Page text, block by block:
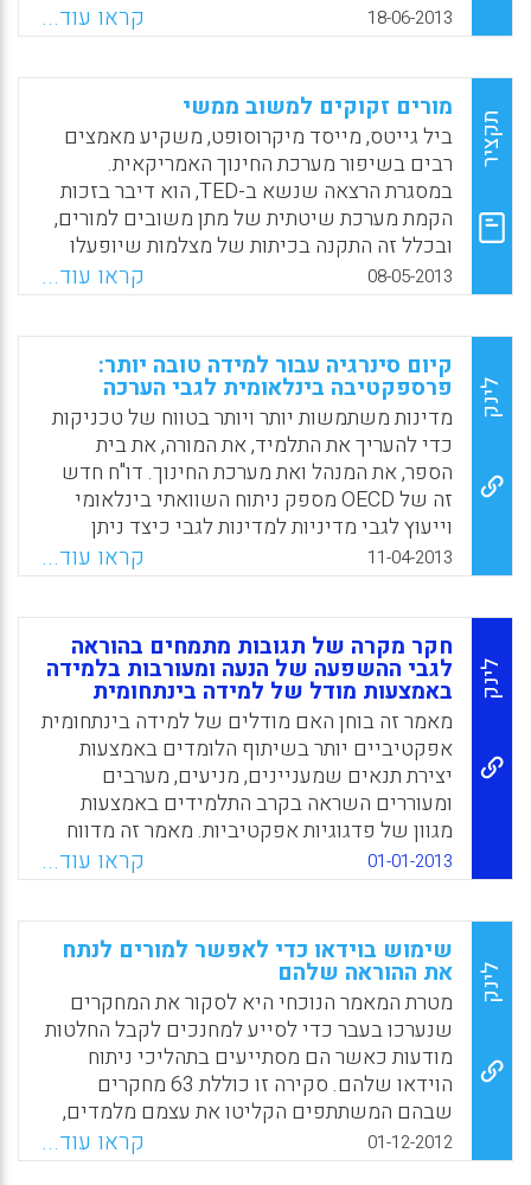
בקנדה. מובאים שאלוני שביעות רצון המכסים
את התחום הפדגוגי והמדעי ( Cherry, Joan M ,
WhatsApp
Facebook
Email
X
מעמיתיהם שקיבלו את הציונים הגבוהים ביותר.
(Julia Lawrence, 2013).
WhatsApp
Facebook
Email
X
18-06-2013 קראו עוד...
תקציר
מורים זקוקים למשוב ממשי
ביל גייטס, מייסד מיקרוסופט, משקיע מאמצים
רבים בשיפור מערכת החינוך האמריקאית.
במסגרת הרצאה שנשא ב-TED, הוא דיבר בזכות
הקמת מערכת שיטתית של מתן משובים למורים,
ובכלל זה התקנה בכיתות של מצלמות שיופעלו
וינוהלו על-ידי המורים עצמם. אלה עיקרי דבריו:
WhatsApp
Facebook
Email
X
08-05-2013 קראו עוד...
לינק
קיום סינרגיה עבור למידה טובה יותר:
פרספקטיבה בינלאומית לגבי הערכה
מדינות משתמשות יותר ויותר בטווח של טכניקות
כדי להעריך את התלמיד, את המורה, את בית
הספר, את המנהל ואת מערכת החינוך. דו"ח חדש
זה של OECD מספק ניתוח השוואתי בינלאומי
וייעוץ לגבי מדיניות למדינות לגבי כיצד ניתן
לשבץ את הסדרי ההערכה במסגרת עבודה עקבית
כדי לשפר את האיכות, את ההגינות ואת היעילות
של בית הספר.
WhatsApp
Facebook
Email
X
11-04-2013 קראו עוד...
לינק
חקר מקרה של תגובות מתמחים בהוראה
לגבי ההשפעה של הנעה ומעורבות בלמידה
באמצעות מודל של למידה בינתחומית
מאמר זה בוחן האם מודלים של למידה בינתחומית
אפקטיביים יותר בשיתוף הלומדים באמצעות
יצירת תנאים שמעניינים, מניעים, מערבים
ומעוררים השראה בקרב התלמידים באמצעות
מגוון של פדגוגיות אפקטיביות. מאמר זה מדווח
על חקר מקרה של שתי קבוצות הכוללות 292
מתמחים בהוראה לבית הספר היסודי במהלך
שנתיים שהשתתפו במודל של למידה בינתחומית
(Birchinall, Liz, 2013).
WhatsApp
Facebook
Email
X
01-01-2013 קראו עוד...
לינק
שימוש בוידאו כדי לאפשר למורים לנתח
את ההוראה שלהם
מטרת המאמר הנוכחי היא לסקור את המחקרים
שנערכו בעבר כדי לסייע למחנכים לקבל החלטות
מודעות כאשר הם מסתייעים בתהליכי ניתוח
הוידאו שלהם. סקירה זו כוללת 63 מחקרים
שבהם המשתתפים הקליטו את עצמם מלמדים,
בחנו את הביצוע שלהם בוידאו ועשו רפלקציה
לגבי הביצוע שלהם (Tripp, T., & Rich, P. ,2012).
01-12-2012 קראו עוד...